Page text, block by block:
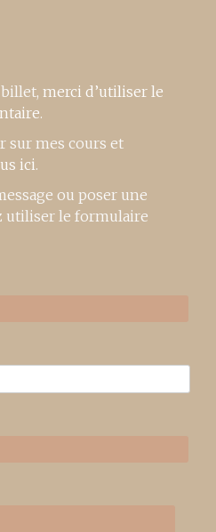
merci d’utiliser le
.
sur mes cours et
ici.
ou poser une
utiliser le formulaire